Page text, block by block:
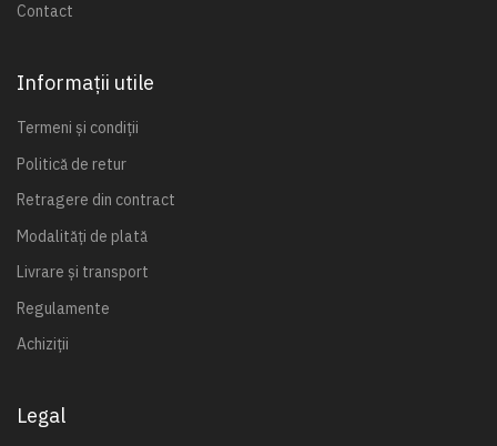
Contact
Informații utile
Termeni și condiții
Politică de retur
Retragere din contract
Modalități de plată
Livrare și transport
Regulamente
Achiziții
Legal